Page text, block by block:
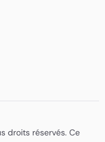
droits réservés. Ce